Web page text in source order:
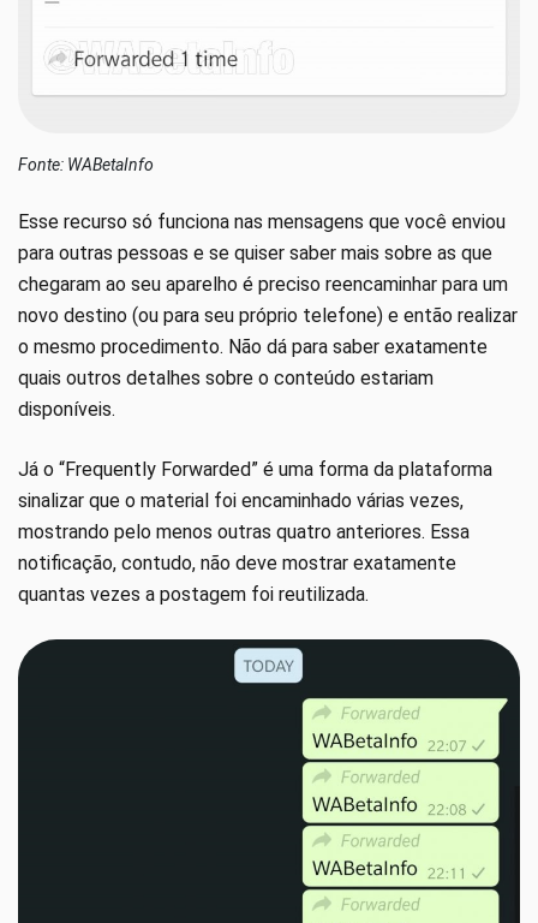
Fonte: WABetaInfo
Esse recurso só funciona nas mensagens que você enviou
para outras pessoas e se quiser saber mais sobre as que
chegaram ao seu aparelho é preciso reencaminhar para um
novo destino (ou para seu próprio telefone) e então realizar
o mesmo procedimento. Não dá para saber exatamente
quais outros detalhes sobre o conteúdo estariam
disponíveis.
Já o “Frequently Forwarded” é uma forma da plataforma
sinalizar que o material foi encaminhado várias vezes,
mostrando pelo menos outras quatro anteriores. Essa
notificação, contudo, não deve mostrar exatamente
quantas vezes a postagem foi reutilizada.